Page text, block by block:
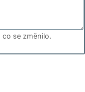
se změnilo.